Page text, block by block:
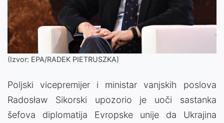
(Izvor: EPA/RADEK PIETRUSZKA)
Poljski vicepremijer i ministar vanjskih poslova
Radosław Sikorski upozorio je uoči sastanka
šefova diplomatija Evropske unije da Ukrajina